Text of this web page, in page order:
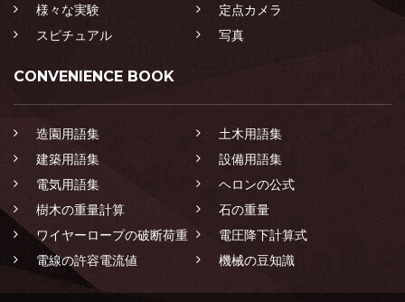
様々な実験
定点カメラ
スピチュアル
写真
CONVENIENCE BOOK
造園用語集
土木用語集
建築用語集
設備用語集
電気用語集
ヘロンの公式
樹木の重量計算
石の重量
ワイヤーロープの破断荷重
電圧降下計算式
電線の許容電流値
機械の豆知識